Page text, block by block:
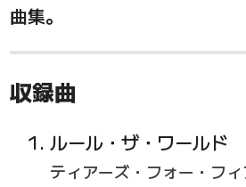
曲集。
収録曲
ルール・ザ・ワールド
ティアーズ・フォー・フ